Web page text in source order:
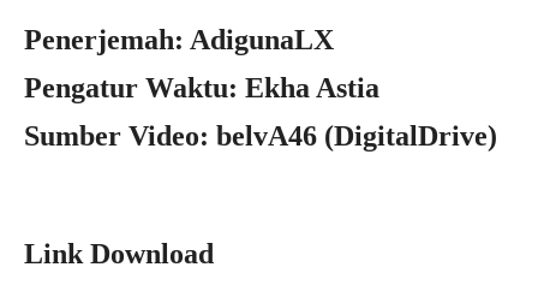
Penerjemah: AdigunaLX
Pengatur Waktu: Ekha Astia
Sumber Video: belvA46 (DigitalDrive)
Link Download